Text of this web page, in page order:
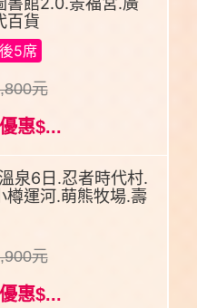
百貨
5席
元
惠$...
泉6日.忍者時代村.
樽運河.萌熊牧場.壽
元
惠$...